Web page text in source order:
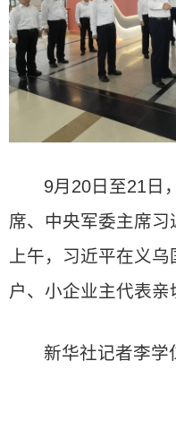
9月20日至21日
席、中央军委主席习
上午，习近平在义
户、小企业主代表亲
新华社记者李学